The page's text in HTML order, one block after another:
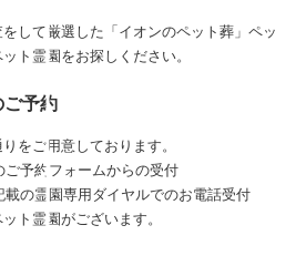
して厳選した「イオンのペット葬」ペッ
ト霊園をお探しください。
ご予約
をご用意しております。
予約フォームからの受付
の霊園専用ダイヤルでのお電話受付
ト霊園がございます。